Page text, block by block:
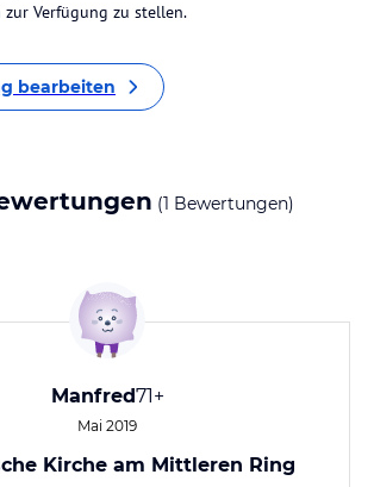
Verfügung zu stellen.
bearbeiten
(1 Bewertungen)
Manfred71+
Mai 2019
Kirche am Mittleren Ring